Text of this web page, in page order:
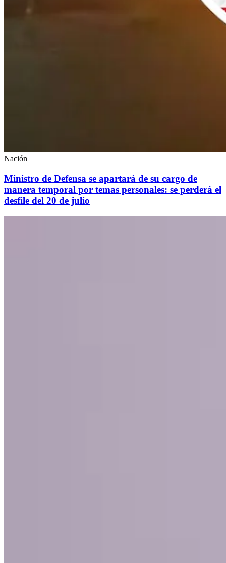
Nación
Ministro de Defensa se apartará de su cargo de
manera temporal por temas personales: se perderá el
desfile del 20 de julio